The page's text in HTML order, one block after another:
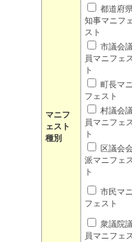
マニフ
ェスト
種別
都道府
知事マニフ
スト
市議会
員マニフェ
ト
町長マニ
フェスト
村議会
員マニフェ
ト
区議会
派マニフェ
ト
市民マニ
フェスト
衆議院
員マニフェ